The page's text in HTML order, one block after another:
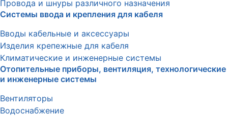
Провода и шнуры различного назначения
Системы ввода и крепления для кабеля
Вводы кабельные и аксессуары
Изделия крепежные для кабеля
Климатические и инженерные системы
Отопительные приборы, вентиляция, технологические
и инженерные системы
Вентиляторы
Водоснабжение